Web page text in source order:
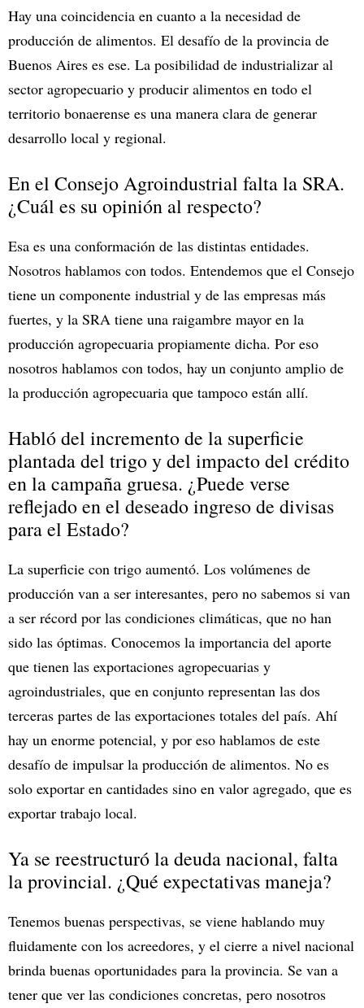
Hay una coincidencia en cuanto a la necesidad de
producción de alimentos. El desafío de la provincia de
Buenos Aires es ese. La posibilidad de industrializar al
sector agropecuario y producir alimentos en todo el
territorio bonaerense es una manera clara de generar
desarrollo local y regional.
En el Consejo Agroindustrial falta la SRA.
¿Cuál es su opinión al respecto?
Esa es una conformación de las distintas entidades.
Nosotros hablamos con todos. Entendemos que el Consejo
tiene un componente industrial y de las empresas más
fuertes, y la SRA tiene una raigambre mayor en la
producción agropecuaria propiamente dicha. Por eso
nosotros hablamos con todos, hay un conjunto amplio de
la producción agropecuaria que tampoco están allí.
Habló del incremento de la superficie
plantada del trigo y del impacto del crédito
en la campaña gruesa. ¿Puede verse
reflejado en el deseado ingreso de divisas
para el Estado?
La superficie con trigo aumentó. Los volúmenes de
producción van a ser interesantes, pero no sabemos si van
a ser récord por las condiciones climáticas, que no han
sido las óptimas. Conocemos la importancia del aporte
que tienen las exportaciones agropecuarias y
agroindustriales, que en conjunto representan las dos
terceras partes de las exportaciones totales del país. Ahí
hay un enorme potencial, y por eso hablamos de este
desafío de impulsar la producción de alimentos. No es
solo exportar en cantidades sino en valor agregado, que es
exportar trabajo local.
Ya se reestructuró la deuda nacional, falta
la provincial. ¿Qué expectativas maneja?
Tenemos buenas perspectivas, se viene hablando muy
fluidamente con los acreedores, y el cierre a nivel nacional
brinda buenas oportunidades para la provincia. Se van a
tener que ver las condiciones concretas, pero nosotros